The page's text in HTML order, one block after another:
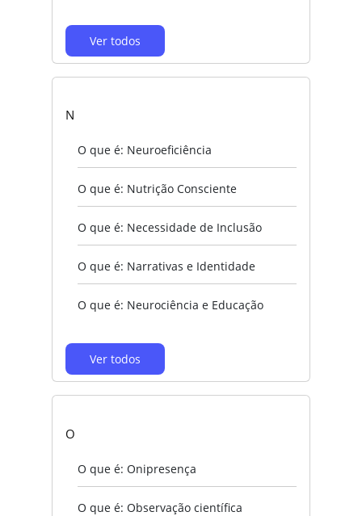
Ver todos
N
O que é: Neuroeficiência
O que é: Nutrição Consciente
O que é: Necessidade de Inclusão
O que é: Narrativas e Identidade
O que é: Neurociência e Educação
Ver todos
O
O que é: Onipresença
O que é: Observação científica